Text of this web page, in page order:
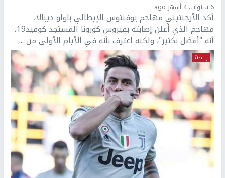
6 سنوات، 4 أشهر ago
أكد الأرجنتيني مهاجم يوفنتوس الإيطالي باولو ديبالا،
مهاجم الذي أعلن إصابته بفيروس كورونا المستجد كوفيد19،
أنه "أفضل بكثير"، ولكنه اعترف بأنه في الأيام الأولى من ...
رياضة